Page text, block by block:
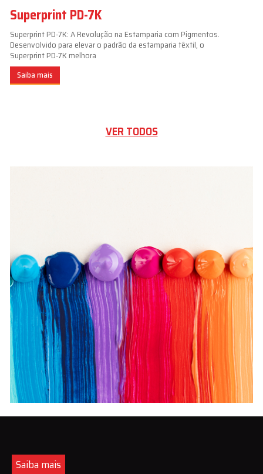
Superprint PD-7K
Superprint PD-7K: A Revolução na Estamparia com Pigmentos.
Desenvolvido para elevar o padrão da estamparia têxtil, o
Superprint PD-7K melhora
Saiba mais
VER TODOS
Saiba mais